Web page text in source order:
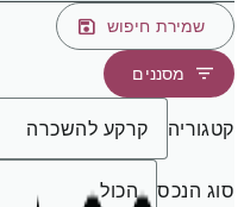
שמירת חיפוש
מסננים
קטגוריה קרקע להשכרה
סוג הנכס הכול